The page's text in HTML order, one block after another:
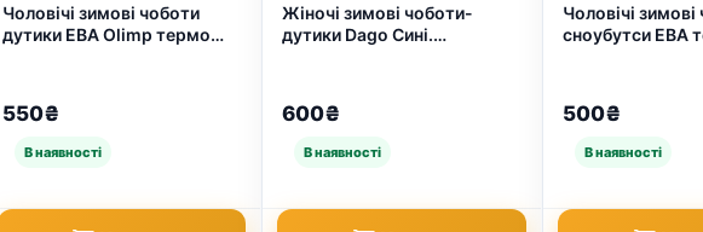
Чоловічі зимові чоботи
дутики ЕВА Olimp термо
550₴
Жіночі зимові чоботи-
дутики Dago Сині.
600₴
Чоловічі
сноубутси ЕВА
500₴